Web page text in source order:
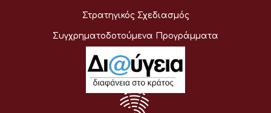
Στρατηγικός Σχεδιασμός
Συγχρηματοδοτούμενα Προγράμματα